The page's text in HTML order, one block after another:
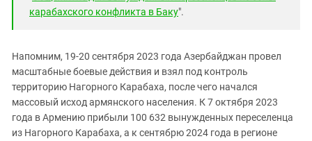
карабахского конфликта в Баку".
Напомним, 19-20 сентября 2023 года Азербайджан провел
масштабные боевые действия и взял под контроль
территорию Нагорного Карабаха, после чего начался
массовый исход армянского населения. К 7 октября 2023
года в Армению прибыли 100 632 вынужденных переселенца
из Нагорного Карабаха, а к сентябрю 2024 года в регионе